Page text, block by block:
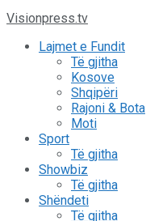
Visionpress.tv
Lajmet e Fundit
Të gjitha
Kosove
Shqipëri
Rajoni & Bota
Moti
Sport
Të gjitha
Showbiz
Të gjitha
Shëndeti
Të gjitha